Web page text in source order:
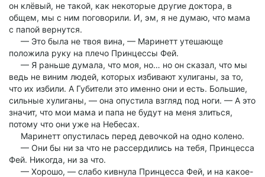
он клёвый, не такой, как некоторые другие доктора, в
общем, мы с ним поговорили. И, эм, я не думаю, что мама
с папой вернутся.
— Это была не твоя вина, — Маринетт утешающе
положила руку на плечо Принцессы Фей.
— Я раньше думала, что моя, но… но он сказал, что мы
ведь не виним людей, которых избивают хулиганы, за то,
что их избили. А Губители это именно они и есть. Большие,
сильные хулиганы, — она опустила взгляд под ноги. — А это
значит, что мои мама и папа не будут на меня злиться,
потому что они уже на Небесах.
Маринетт опустилась перед девочкой на одно колено.
— Они бы ни за что не рассердились на тебя, Принцесса
Фей. Никогда, ни за что.
— Хорошо, — слабо кивнула Принцесса Фей, и на какое-